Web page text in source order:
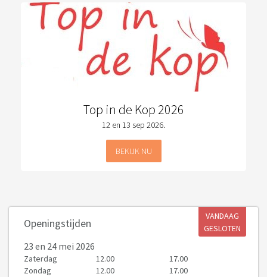
Top in de Kop 2026
12 en 13 sep 2026.
BEKIJK NU
Openingstijden
VANDAAG
GESLOTEN
23 en 24 mei 2026
Zaterdag 12.00
17.00
Zondag
12.00 17.00